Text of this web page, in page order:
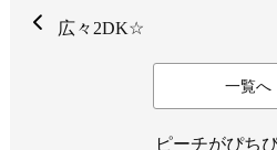
広々2DK☆
一覧へ
ピーチがぴち